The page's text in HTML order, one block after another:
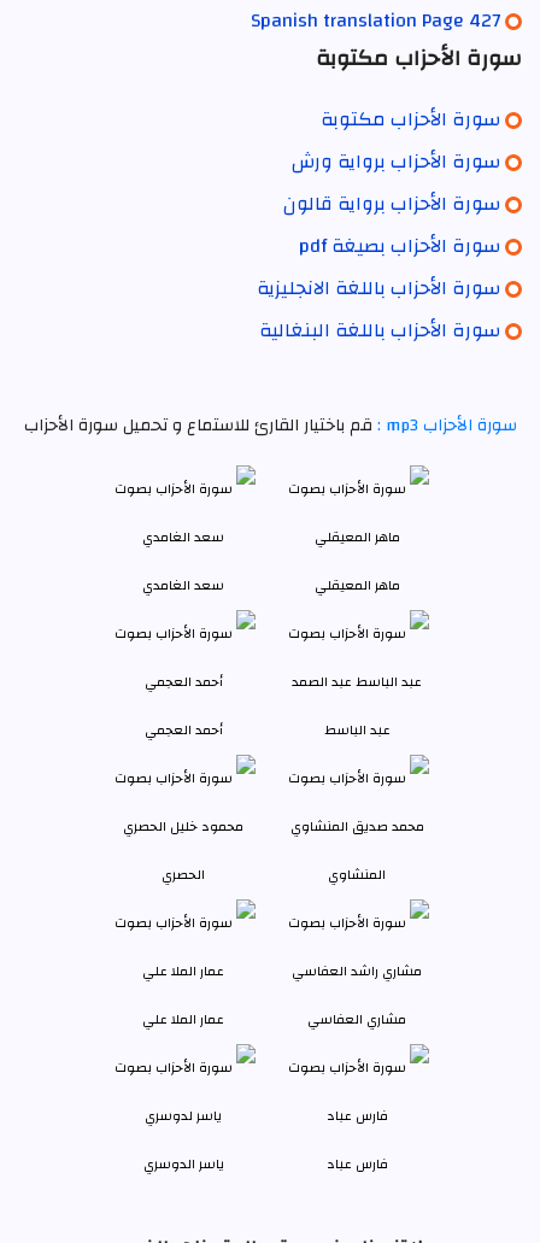
Spanish translation Page 427
سورة الأحزاب مكتوبة
سورة الأحزاب مكتوبة
سورة الأحزاب برواية ورش
سورة الأحزاب برواية قالون
سورة الأحزاب بصيغة pdf
سورة الأحزاب باللغة الانجليزية
سورة الأحزاب باللغة البنغالية
سورة الأحزاب mp3 : قم باختيار القارئ للاستماع و تحميل سورة الأحزاب
ماهر المعيقلي سعد الغامدي
عبد الباسط أحمد العجمي
المنشاوي الحصري
مشاري العفاسي عمار الملا علي
فارس عباد ياسر الدوسري